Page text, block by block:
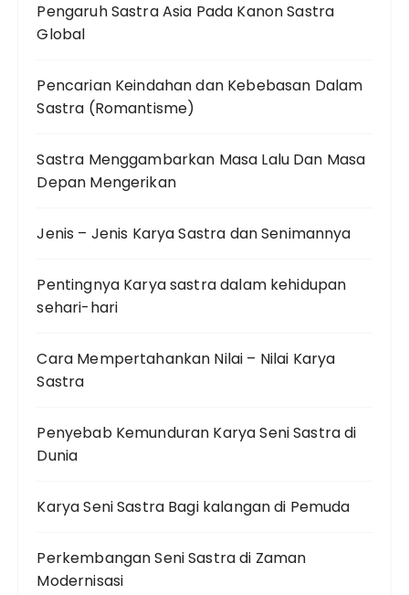
Pengaruh Sastra Asia Pada Kanon Sastra
Global
Pencarian Keindahan dan Kebebasan Dalam
Sastra (Romantisme)
Sastra Menggambarkan Masa Lalu Dan Masa
Depan Mengerikan
Jenis – Jenis Karya Sastra dan Senimannya
Pentingnya Karya sastra dalam kehidupan
sehari-hari
Cara Mempertahankan Nilai – Nilai Karya
Sastra
Penyebab Kemunduran Karya Seni Sastra di
Dunia
Karya Seni Sastra Bagi kalangan di Pemuda
Perkembangan Seni Sastra di Zaman
Modernisasi